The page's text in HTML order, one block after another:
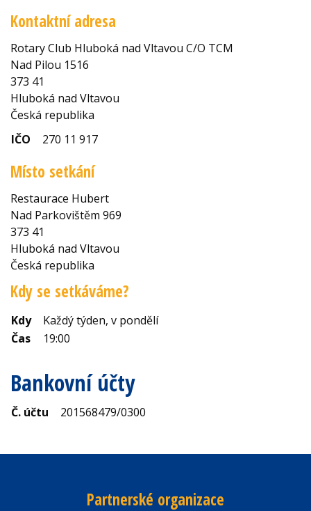
Kontaktní adresa
Rotary Club Hluboká nad Vltavou C/O TCM
Nad Pilou 1516
373 41
Hluboká nad Vltavou
Česká republika
IČO
270 11 917
Místo setkání
Restaurace Hubert
Nad Parkovištěm 969
373 41
Hluboká nad Vltavou
Česká republika
Kdy se setkáváme?
Kdy
Každý týden, v pondělí
Čas
19:00
Bankovní účty
Č. účtu 201568479/0300
Partnerské organizace